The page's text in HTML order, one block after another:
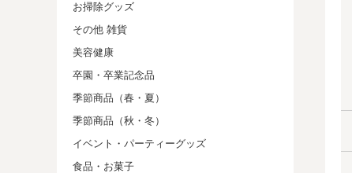
お掃除グッズ
その他 雑貨
美容健康
卒園・卒業記念品
季節商品（春・夏）
季節商品（秋・冬）
イベント・パーティーグッズ
食品・お菓子